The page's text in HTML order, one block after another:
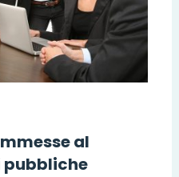
al
pubbliche